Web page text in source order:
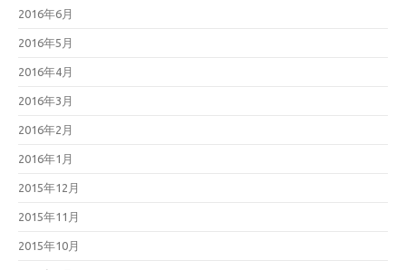
2016年6月
2016年5月
2016年4月
2016年3月
2016年2月
2016年1月
2015年12月
2015年11月
2015年10月